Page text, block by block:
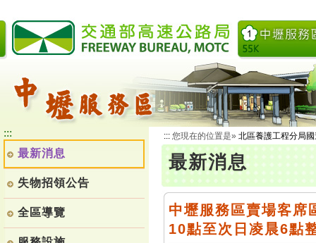
到
:::
最新消息
失物招領公告
全區導覽
::: 您現在的位置是» 北區養護工程分局
最新消息
中壢服務區賣場客
10點至次日凌晨6點